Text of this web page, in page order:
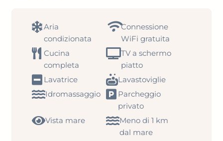
Aria
condizionata
Connessione
WiFi gratuita
Cucina
completa
TV a schermo
piatto
Lavatrice
Lavastoviglie
Idromassaggio
Parcheggio
privato
Vista mare
Meno di 1 km
dal mare